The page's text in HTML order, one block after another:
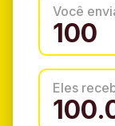
Você
Eles